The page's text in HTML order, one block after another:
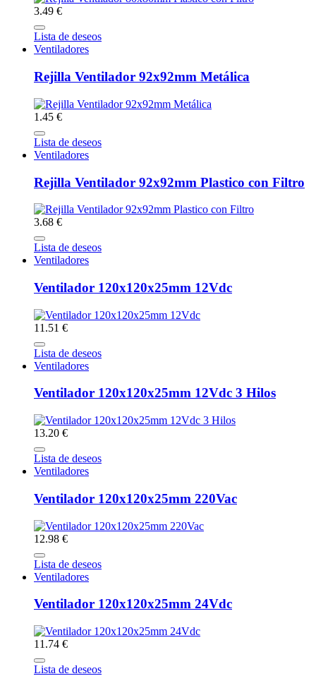
3.49 €
Lista de deseos
Ventiladores
Rejilla Ventilador 92x92mm Metálica
1.45 €
Lista de deseos
Ventiladores
Rejilla Ventilador 92x92mm Plastico con Filtro
3.68 €
Lista de deseos
Ventiladores
Ventilador 120x120x25mm 12Vdc
11.51 €
Lista de deseos
Ventiladores
Ventilador 120x120x25mm 12Vdc 3 Hilos
13.20 €
Lista de deseos
Ventiladores
Ventilador 120x120x25mm 220Vac
12.98 €
Lista de deseos
Ventiladores
Ventilador 120x120x25mm 24Vdc
11.74 €
Lista de deseos